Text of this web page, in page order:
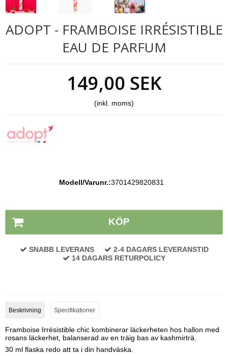
ADOPT - FRAMBOISE IRRÉSISTIBLE
EAU DE PARFUM
149,00 SEK
(inkl. moms)
Modell/Varunr.:3701429820831
KÖP
SNABB LEVERANS
2-4 DAGARS LEVERANSTID
14 DAGARS RETURPOLICY
Beskrivning Specifikationer
Framboise Irrésistible chic kombinerar läckerheten hos hallon med
rosans läckerhet, balanserad av en träig bas av kashmirträ.
30 ml flaska redo att ta i din handväska.